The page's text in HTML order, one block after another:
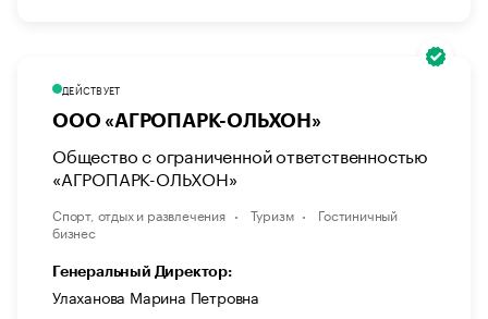
ДЕЙСТВУЕТ
ООО «АГРОПАРК-ОЛЬХОН»
Общество с ограниченной ответственностью
«АГРОПАРК-ОЛЬХОН»
Спорт, отдых и развлечения Туризм
Гостиничный
бизнес
Генеральный Директор:
Улаханова Марина Петровна